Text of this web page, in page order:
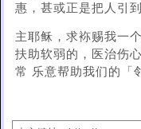
惠，甚或正是把人引
主耶稣，求袮赐我一
扶助软弱的，医治伤
常 乐意帮助我们的「